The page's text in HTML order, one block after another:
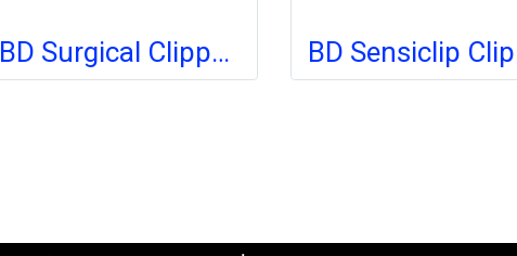
BD Surgical Clipper Blade ใบมีด (4406) (1 ชิ้น) (exp 04-2026)